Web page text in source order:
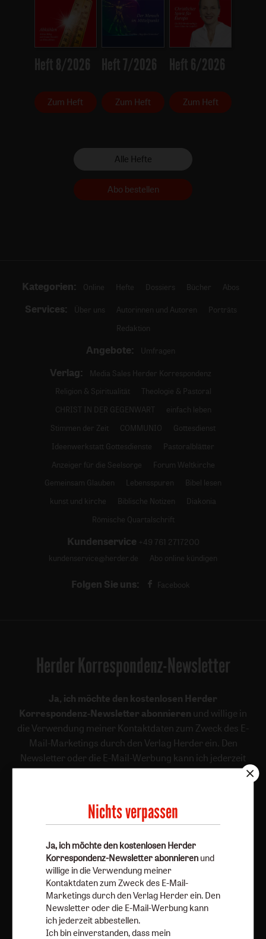
Heft 8/2026
Zum Heft
Heft 7/2026
Zum Heft
Heft 6/2026
Zum Heft
Alle Hefte
Abo bestellen
Kategorien: Online Hefte Dossiers Bücher Abos
Services: Über uns Autorinnen und Autoren
Porträts
Redaktion
Angebote: Umfragen
Verlag:
Media Sales Herder Korrespondenz
Religion & Spiritualität
Theologie & Pastoral
CHRIST IN DER GEGENWART
einfach leben
Stimmen der Zeit
COMMUNIO
Gottesdienst
Ideenwerkstatt Gottesdienste
Pastoralblätter
Anzeiger für die Seelsorge
Forum Weltkirche
Gemeinsam Glauben
Lebensspuren
Bibel lesen
kunst und kirche
Biblische Notizen
Diakonia
Römische Quartalschrift
Kundenservice +49 761 2717200
kundenservice@herder.de
Abo online kündigen
Folgen Sie uns: Facebook
Herder Korrespondenz-Newsletter
Ja, ich möchte den kostenlosen Herder
Korrespondenz-Newsletter abonnieren und willige in
die Verwendung meiner Kontaktdaten zum Zweck des E-
Mail-Marketings durch den Verlag Herder ein. Den
Newsletter oder die E-Mail-Werbung kann ich jederzeit
abbestellen.
Nutzungsverhalten in Newsletter und E-Mail-Werbung
erfasst und ausgewertet wird, um die Inhalte besser auf
Newsletter oder E-Mail kann ich diese Funktion jederzeit
ausschalten.
Weiterführende Informationen finden Sie in unseren
Datenschutzhinweisen.
Nichts verpassen
Ja, ich möchte den kostenlosen Herder
Korrespondenz-Newsletter abonnieren und
willige in die Verwendung meiner
Kontaktdaten zum Zweck des E-Mail-
Marketings durch den Verlag Herder ein. Den
Newsletter oder die E-Mail-Werbung kann
ich jederzeit abbestellen.
Ich bin einverstanden, dass mein